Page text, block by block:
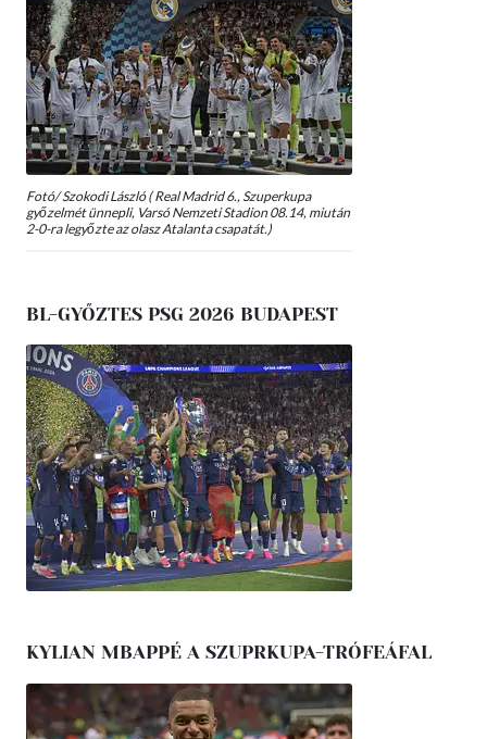
Fotó/ Szokodi László ( Real Madrid 6., Szuperkupa
győzelmét ünnepli, Varsó Nemzeti Stadion 08.14, miután
2-0-ra legyőzte az olasz Atalanta csapatát.)
BL-GYŐZTES PSG 2026 BUDAPEST
KYLIAN MBAPPÉ A SZUPRKUPA-TRÓFEÁFAL